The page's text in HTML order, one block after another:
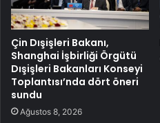
Çin Dışişleri Bakanı,
Shanghai İşbirliği Örgütü
Dışişleri Bakanları Konseyi
Toplantısı’nda dört öneri
sundu
Ağustos 8, 2026